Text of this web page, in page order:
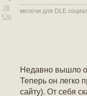
28
526
мелочи для DLE
Недавно вышло
Теперь он легко
сайту). От себя